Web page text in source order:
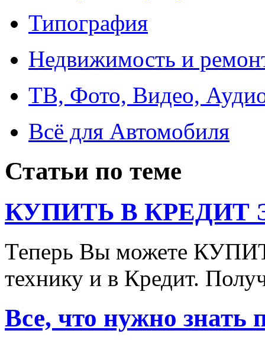
Типография
Недвижимость и
ТВ, Фото, Видео,
Всё для Автомобиля
Статьи по теме
КУПИТЬ В КРЕДИТ
Теперь Вы можете
технику и в Кредит.
Все, что нужно знать